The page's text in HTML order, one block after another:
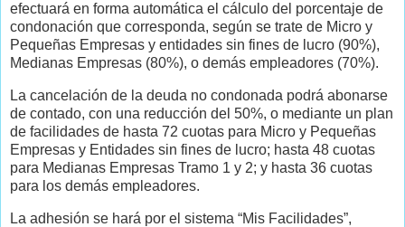
efectuará en forma automática el cálculo del porcentaje de
condonación que corresponda, según se trate de Micro y
Pequeñas Empresas y entidades sin fines de lucro (90%),
Medianas Empresas (80%), o demás empleadores (70%).
La cancelación de la deuda no condonada podrá abonarse
de contado, con una reducción del 50%, o mediante un plan
de facilidades de hasta 72 cuotas para Micro y Pequeñas
Empresas y Entidades sin fines de lucro; hasta 48 cuotas
para Medianas Empresas Tramo 1 y 2; y hasta 36 cuotas
para los demás empleadores.
La adhesión se hará por el sistema “Mis Facilidades”,